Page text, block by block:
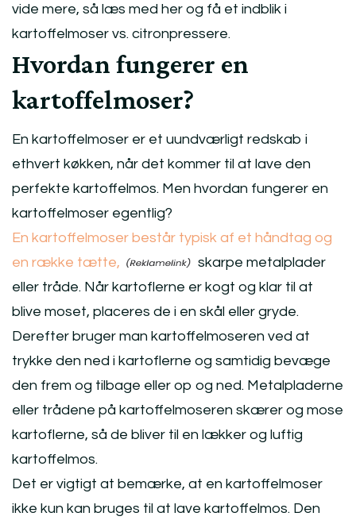
vide mere, så læs med her og få et indblik i
kartoffelmoser vs. citronpressere.
Hvordan fungerer en
kartoffelmoser?
En kartoffelmoser er et uundværligt redskab i
ethvert køkken, når det kommer til at lave den
perfekte kartoffelmos. Men hvordan fungerer en
kartoffelmoser egentlig?
En kartoffelmoser består typisk af et håndtag og
en række tætte,
skarpe metalplader
eller tråde. Når kartoflerne er kogt og klar til at
blive moset, placeres de i en skål eller gryde.
Derefter bruger man kartoffelmoseren ved at
trykke den ned i kartoflerne og samtidig bevæge
den frem og tilbage eller op og ned. Metalpladerne
eller trådene på kartoffelmoseren skærer og mose
kartoflerne, så de bliver til en lækker og luftig
kartoffelmos.
Det er vigtigt at bemærke, at en kartoffelmoser
ikke kun kan bruges til at lave kartoffelmos. Den